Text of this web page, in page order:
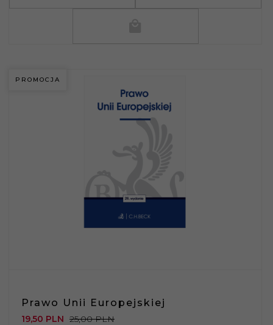
PROMOCJA
Prawo Unii Europejskiej
19,50 PLN 25,00 PLN